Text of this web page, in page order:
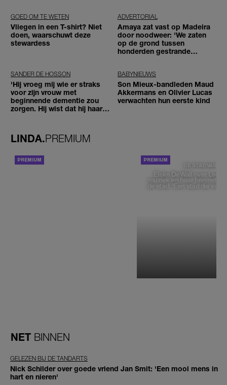
GOED OM TE WETEN
Vliegen in een T-shirt? Niet
doen, waarschuwt deze
stewardess
ADVERTORIAL
Amaya zat vast op Madeira
door noodweer: 'We zaten
op de grond tussen
honderden gestrande
SANDER DE HOSSON
'Hij vroeg mij wie er straks
voor zijn vrouw met
beginnende dementie zou
zorgen. Hij wist dat hij haar
BABYNIEUWS
Son Mieux-bandleden Maud
Akkermans en Olivier Lucas
verwachten hun eerste kind
LINDA.PREMIUM
DE STAD VAN
Elske DeWall over
muziek en haar favoriete
de stad: 'Een stad die
NET BINNEN
GELEZEN BIJ DE TANDARTS
Nick Schilder over goede vriend Jan Smit: 'Een mooi mens in
hart en nieren'